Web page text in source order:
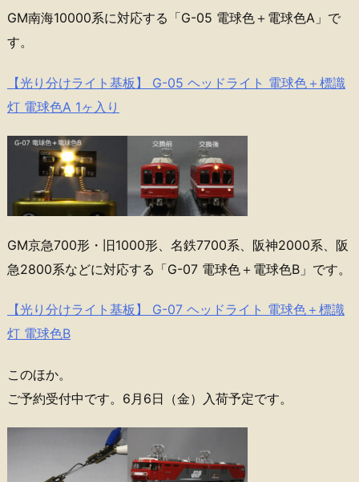
GM南海10000系に対応する「G-05 電球色＋電球色A」で
す。
【光り分けライト基板】 G-05 ヘッドライト 電球色＋標識
灯 電球色A 1ヶ入り
GM京急700形・旧1000形、名鉄7700系、阪神2000系、阪
急2800系などに対応する「G-07 電球色＋電球色B」です。
【光り分けライト基板】 G-07 ヘッドライト 電球色＋標識
灯 電球色B
このほか。
ご予約受付中です。6月6日（金）入荷予定です。